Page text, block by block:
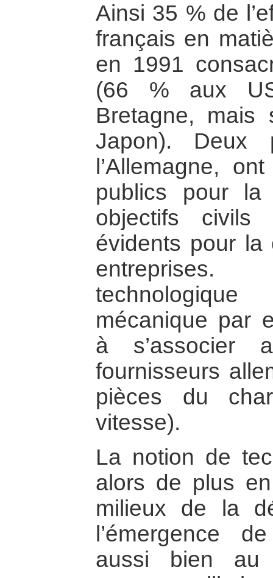
Ainsi 35 % de
français en
en 1991
(66 % aux
Bretagne, mais
Japon).
l’Allemagne,
publics pour la
objectifs civils
évidents pour la
mécanique par
à s’associer
fournisseurs
pièces du
vitesse).
La notion de
alors de plus
milieux de la
l’émergence
aussi bien au